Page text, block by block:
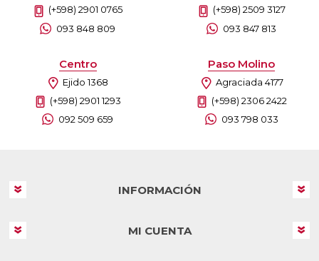
(+598) 2901 0765
093 848 809
(+598) 2509 3127
093 847 813
Centro
Ejido 1368
(+598) 2901 1293
092 509 659
Paso Molino
Agraciada 4177
(+598) 2306 2422
093 798 033
INFORMACIÓN
MI CUENTA